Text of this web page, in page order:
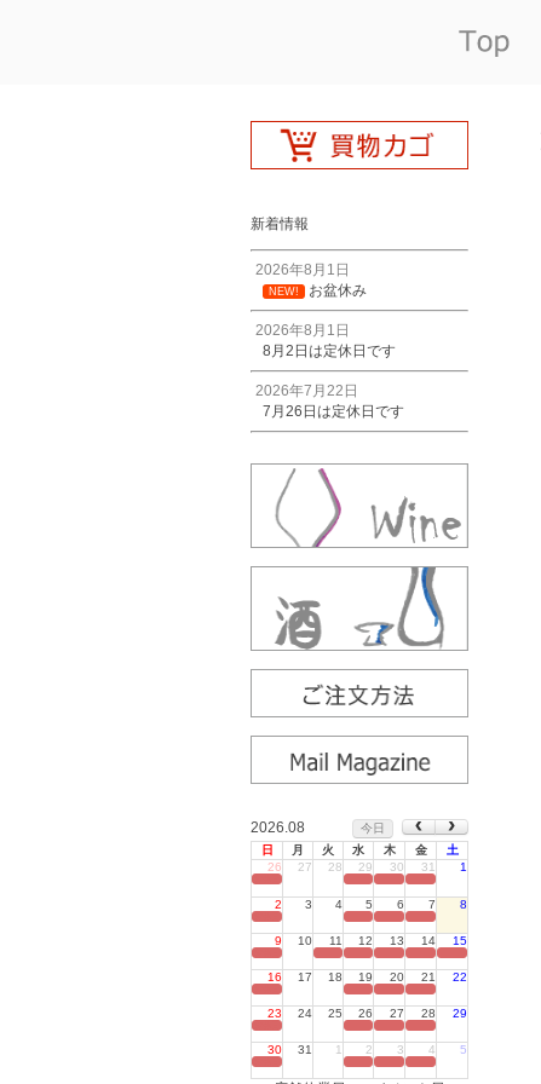
新着情報
2026年8月1日
NEW! お盆休み
2026年8月1日
8月2日は定休日です
2026年7月22日
7月26日は定休日です
2026.08
今日
日
月 火 水 木 金
土
26
27 28 29 30 31 1
2 3 4 5 6 7 8
9 10 11 12 13 14 15
16 17 18 19 20 21 22
23 24 25 26 27 28 29
30 31 1 2 3 4 5